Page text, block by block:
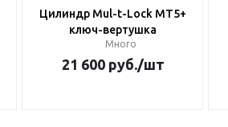
Цилиндр Mul-t-Lock MT5+
ключ-вертушка
Много
21 600руб./шт